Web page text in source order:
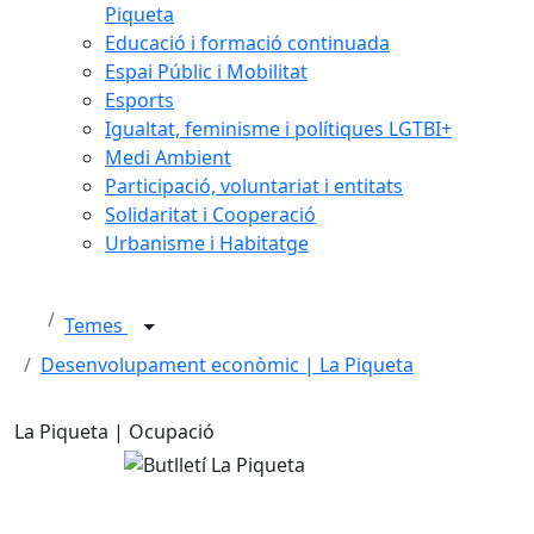
Piqueta
Educació i formació continuada
Espai Públic i Mobilitat
Esports
Igualtat, feminisme i polítiques LGTBI+
Medi Ambient
Participació, voluntariat i entitats
Solidaritat i Cooperació
Urbanisme i Habitatge
Temes
Desenvolupament econòmic | La Piqueta
La Piqueta | Ocupació